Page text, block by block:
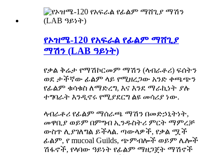
የኦዝሜ-120 የአፍራል የፊልም ማሸጊያ
ማሽን (LAB ዓይነት)
የቃል ቅሬታ የማሽኮርመም ማሽን (ላብራቶሪ) ፍሰትን
ወደ ታችኛው ፊልም ላይ የሚዘረጋው አንድ ቀጫጭን
የፊልም ቁሳቁስ ለማድረግ, እና እንደ ማራኪነት ያሉ
ተግባራት እንዲኖሩ የሚያደርግ ልዩ መሳሪያ ነው.
ላብራቶሪ የፊልም ማሰራጫ ማሽን በመድኃኒትነት,
መዋቢያ ወይም በምግብ ኢንዱስትሪ ምርት ማምረቻ
ውስጥ ሊያገለግል ይችላል. ጣውላዎች, የቃል ሟች
ፊልም, የ mucoal Guilds, ጭምብሎች ወይም ሌሎች
ሽፋኖች, የላባው ዓይነት የፊልም ማዘጋጀት ማሽኖች